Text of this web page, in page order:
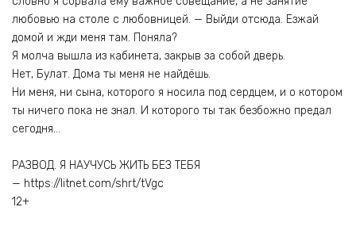
любовью на столе с любовницей. — Выйди отсюда. Езжай
домой и жди меня там. Поняла?
Я молча вышла из кабинета, закрыв за собой дверь.
Нет, Булат. Дома ты меня не найдёшь.
Ни меня, ни сына, которого я носила под сердцем, и о котором
ты ничего пока не знал. И которого ты так безбожно предал
сегодня…
РАЗВОД. Я НАУЧУСЬ ЖИТЬ БЕЗ ТЕБЯ
— https://litnet.com/shrt/tVgc
12+